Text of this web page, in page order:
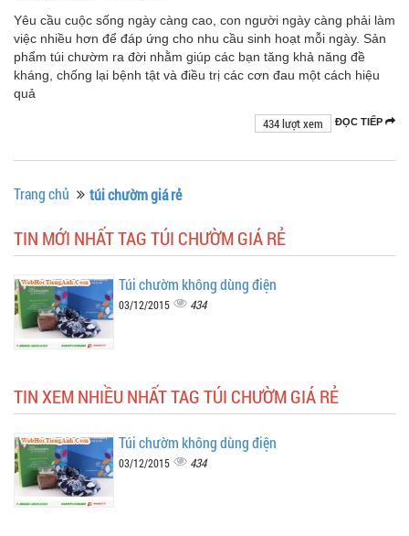
Yêu cầu cuộc sống ngày càng cao, con người ngày càng phải làm
việc nhiều hơn để đáp ứng cho nhu cầu sinh hoạt mỗi ngày. Sản
phẩm túi chườm ra đời nhằm giúp các bạn tăng khả năng đề
kháng, chống lại bệnh tật và điều trị các cơn đau một cách hiệu
quả
ĐỌC TIẾP
434 lượt xem
Trang chủ túi chườm giá rẻ
TIN MỚI NHẤT TAG TÚI CHƯỜM GIÁ RẺ
Túi chườm không dùng điện
03/12/2015 434
TIN XEM NHIỀU NHẤT TAG TÚI CHƯỜM GIÁ RẺ
Túi chườm không dùng điện
03/12/2015 434